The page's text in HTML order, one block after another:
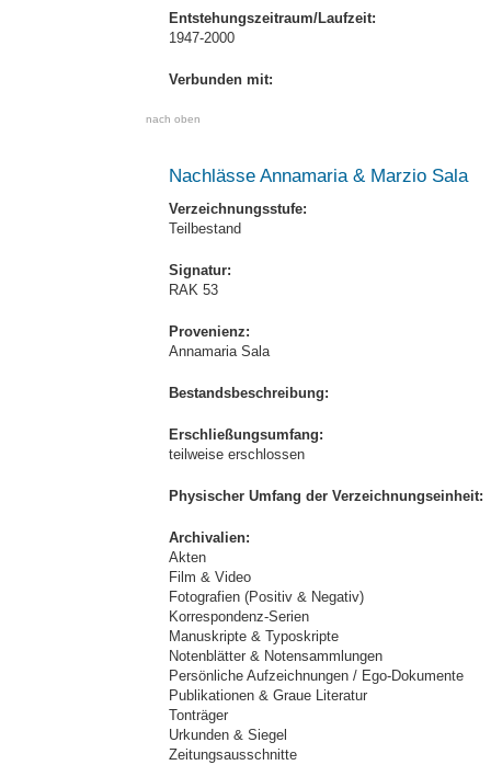
Entstehungszeitraum/Laufzeit:
1947-2000
Verbunden mit:
nach oben
Nachlässe Annamaria & Marzio Sala
Verzeichnungsstufe:
Teilbestand
Signatur:
RAK 53
Provenienz:
Annamaria Sala
Bestandsbeschreibung:
Erschließungsumfang:
teilweise erschlossen
Physischer Umfang der Verzeichnungseinheit:
Archivalien:
Akten
Film & Video
Fotografien (Positiv & Negativ)
Korrespondenz-Serien
Manuskripte & Typoskripte
Notenblätter & Notensammlungen
Persönliche Aufzeichnungen / Ego-Dokumente
Publikationen & Graue Literatur
Tonträger
Urkunden & Siegel
Zeitungsausschnitte